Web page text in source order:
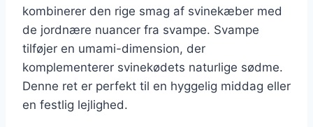
kombinerer den rige smag af svinekæber med
de jordnære nuancer fra svampe. Svampe
tilføjer en umami-dimension, der
komplementerer svinekødets naturlige sødme.
Denne ret er perfekt til en hyggelig middag eller
en festlig lejlighed.